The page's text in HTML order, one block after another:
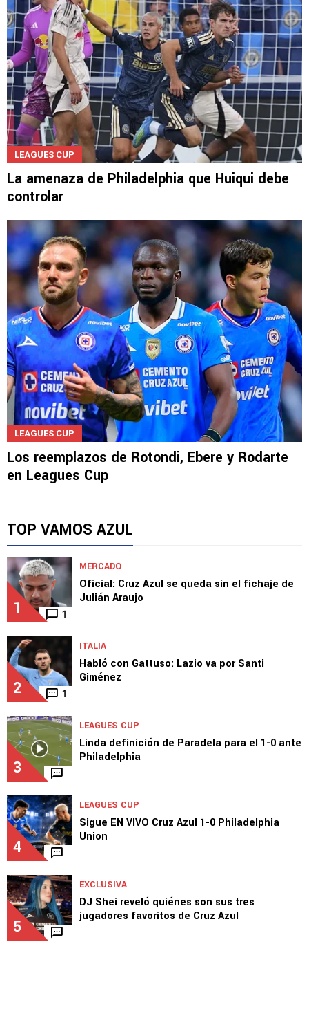
LEAGUES CUP
La amenaza de Philadelphia que Huiqui debe
controlar
LEAGUES CUP
Los reemplazos de Rotondi, Ebere y Rodarte
en Leagues Cup
TOP VAMOS AZUL
1 1
MERCADO
Oficial: Cruz Azul se queda sin el fichaje de
Julián Araujo
2 1
ITALIA
Habló con Gattuso: Lazio va por Santi
Giménez
3
LEAGUES CUP
Linda definición de Paradela para el 1-0 ante
Philadelphia
4
LEAGUES CUP
Sigue EN VIVO Cruz Azul 1-0 Philadelphia
Union
5
EXCLUSIVA
DJ Shei reveló quiénes son sus tres
jugadores favoritos de Cruz Azul